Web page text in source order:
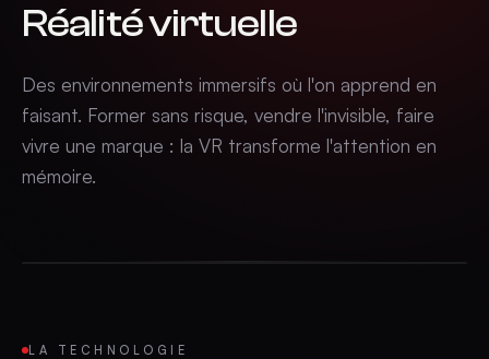
Réalité virtuelle
Des environnements immersifs où l'on apprend en
faisant. Former sans risque, vendre l'invisible, faire
vivre une marque : la VR transforme l'attention en
mémoire.
LA TECHNOLOGIE